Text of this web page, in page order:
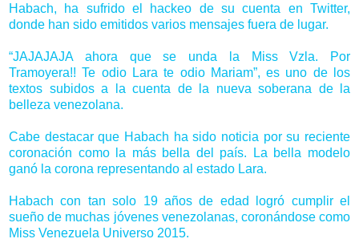
Habach, ha sufrido el hackeo de su cuenta en Twitter,
donde han sido emitidos varios mensajes fuera de lugar.
“JAJAJAJA ahora que se unda la Miss Vzla. Por
Tramoyera!! Te odio Lara te odio Mariam”, es uno de los
textos subidos a la cuenta de la nueva soberana de la
belleza venezolana.
Cabe destacar que Habach ha sido noticia por su reciente
coronación como la más bella del país. La bella modelo
ganó la corona representando al estado Lara.
Habach con tan solo 19 años de edad logró cumplir el
sueño de muchas jóvenes venezolanas, coronándose como
Miss Venezuela Universo 2015.